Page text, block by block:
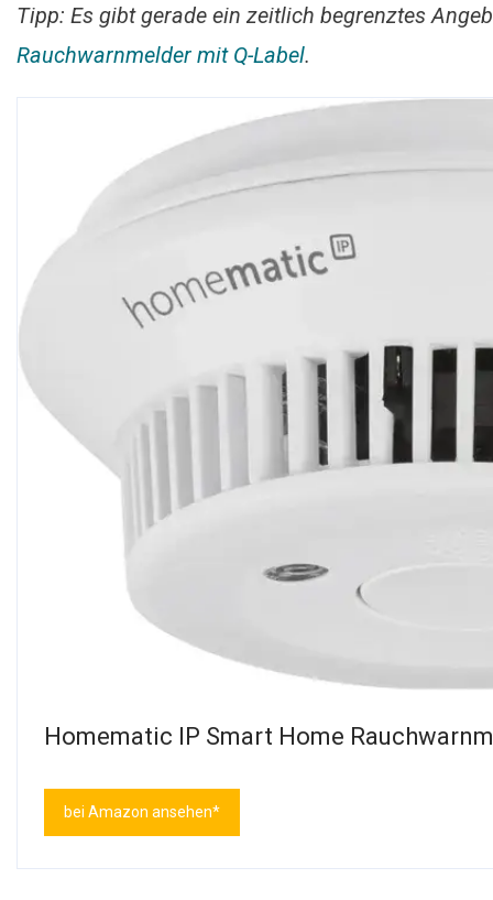
Tipp: Es gibt gerade ein zeitlich begrenztes
Rauchwarnmelder mit Q-Label.
Homematic IP Smart Home
bei Amazon ansehen*